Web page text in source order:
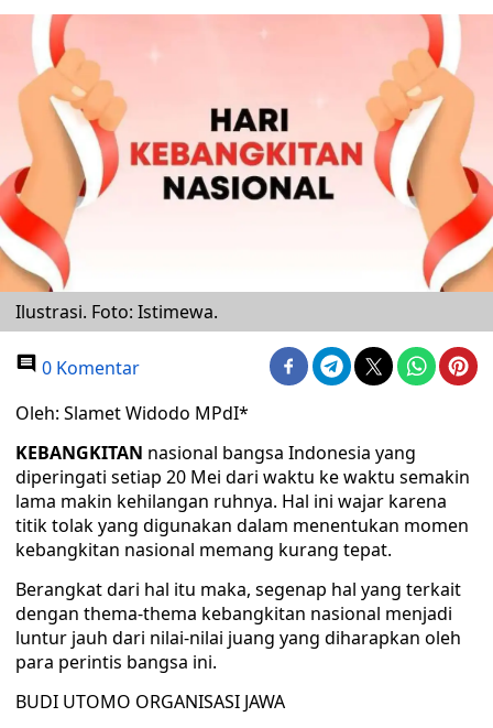
Ilustrasi. Foto: Istimewa.
0 Komentar
Oleh: Slamet Widodo MPdI*
KEBANGKITAN nasional bangsa Indonesia yang
diperingati setiap 20 Mei dari waktu ke waktu semakin
lama makin kehilangan ruhnya. Hal ini wajar karena
titik tolak yang digunakan dalam menentukan momen
kebangkitan nasional memang kurang tepat.
Berangkat dari hal itu maka, segenap hal yang terkait
dengan thema-thema kebangkitan nasional menjadi
luntur jauh dari nilai-nilai juang yang diharapkan oleh
para perintis bangsa ini.
BUDI UTOMO ORGANISASI JAWA